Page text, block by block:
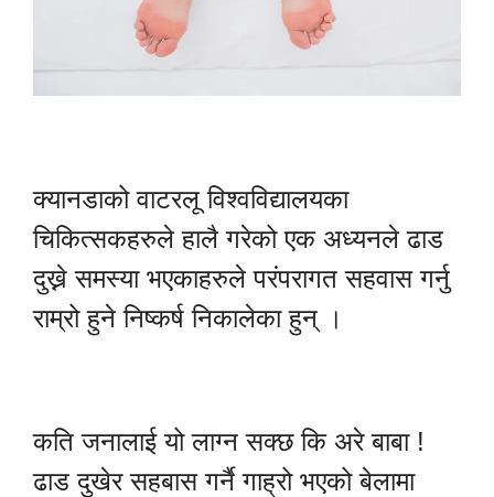
क्यानडाको वाटरलू विश्वविद्यालयका
चिकित्सकहरुले हालै गरेको एक अध्यनले ढाड
दुख्ने समस्या भएकाहरुले परंपरागत सहवास गर्नु
राम्रो हुने निष्कर्ष निकालेका हुन् ।
कति जनालाई यो लाग्न सक्छ कि अरे बाबा !
ढाड दुखेर सहबास गर्नै गाह्रो भएको बेलामा